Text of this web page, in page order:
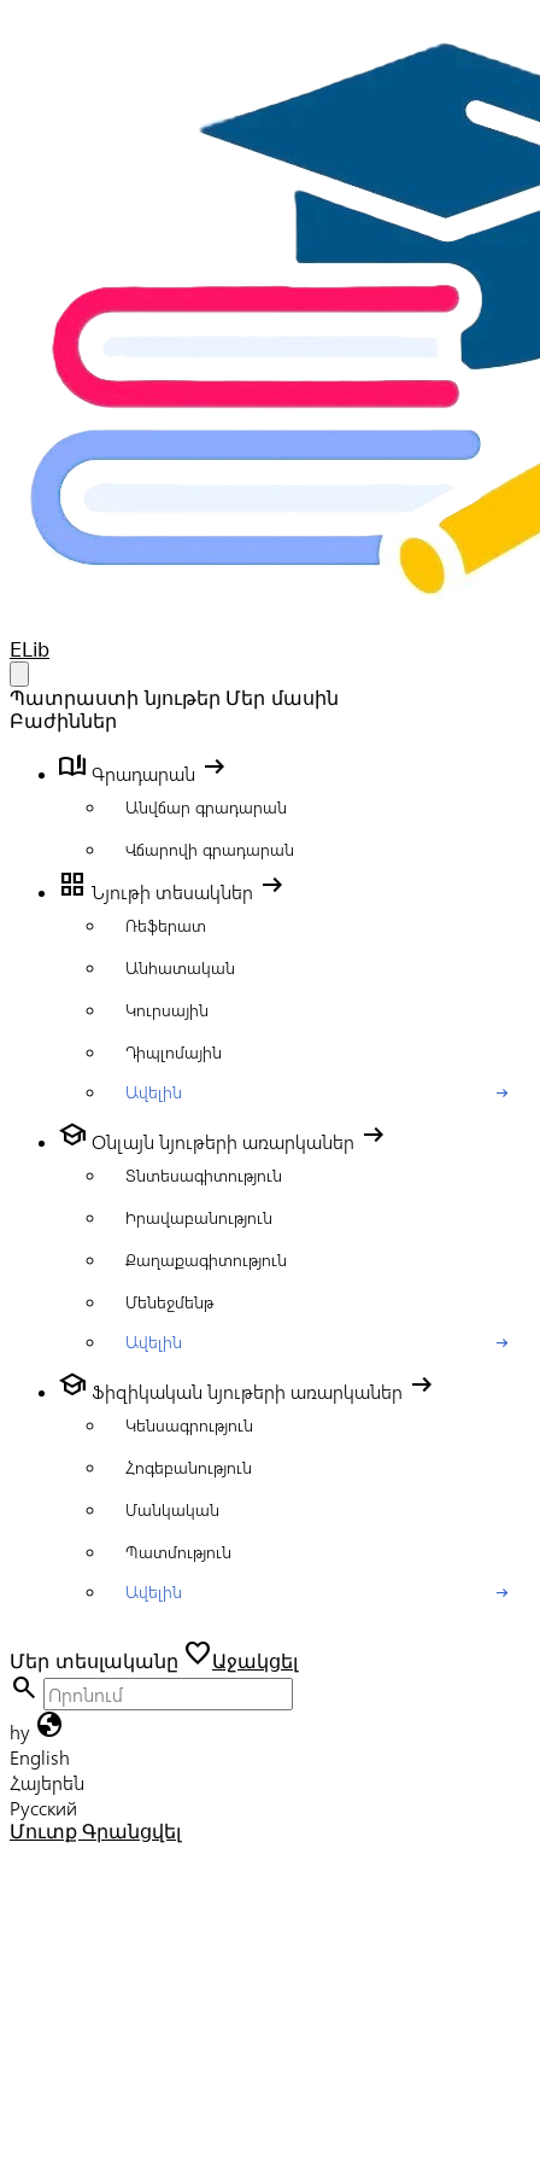
Your Company
ELib
Պատրաստի նյութեր Մեր մասին
Բաժիններ
book_ribbon Գրադարան arrow_right_alt
Անվճար գրադարան
Վճարովի գրադարան
grid_view Նյութի տեսակներ arrow_right_alt
Ռեֆերատ
Անհատական
Կուրսային
Դիպլոմային
Ավելին
arrow_right_alt
school Օնլայն նյութերի առարկաներ arrow_right_alt
Տնտեսագիտություն
Իրավաբանություն
Քաղաքագիտություն
Մենեջմենթ
Ավելին
arrow_right_alt
school Ֆիզիկական նյութերի առարկաներ arrow_right_alt
Կենսագրություն
Հոգեբանություն
Մանկական
Պատմություն
Ավելին
arrow_right_alt
Մեր տեսլականը favoriteԱջակցել
search
hy globe
English
Հայերեն
Русский
Մուտք Գրանցվել